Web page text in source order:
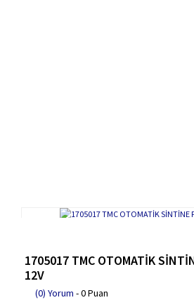
1705017 TMC OTOMATİK
12V
(0) Yorum - 0 Puan